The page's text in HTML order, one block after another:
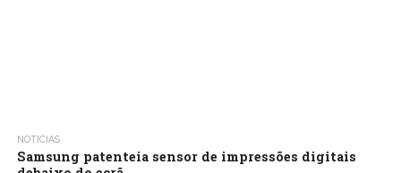
NOTICIAS
Samsung patenteia sensor de impressões digitais